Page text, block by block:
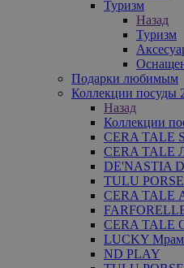
Туризм
Назад
Туризм
Подарки любимым
Коллекции посуды
Назад
Коллекции
CERA TALE
CERA TALE
DE'NASTIA
TULU
CERA TALE
CERA TALE
LUCKY
ND PLAY